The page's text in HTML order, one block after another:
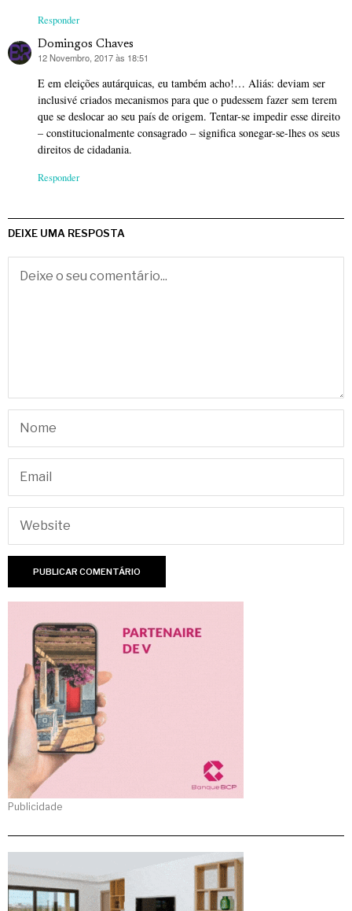
Responder
Domingos Chaves
diz:
12 Novembro, 2017 às 18:51
E em eleições autárquicas, eu também acho!… Aliás: deviam ser
inclusivé criados mecanismos para que o pudessem fazer sem terem
que se deslocar ao seu país de origem. Tentar-se impedir esse direito
– constitucionalmente consagrado – significa sonegar-se-lhes os seus
direitos de cidadania.
Responder
DEIXE UMA RESPOSTA
Publicidade